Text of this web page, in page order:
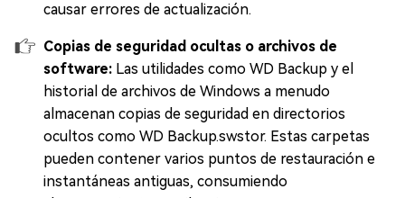
causar errores de actualización.
Copias de seguridad ocultas o archivos de
software: Las utilidades como WD Backup y el
historial de archivos de Windows a menudo
almacenan copias de seguridad en directorios
ocultos como WD Backup.swstor. Estas carpetas
pueden contener varios puntos de restauración e
instantáneas antiguas, consumiendo